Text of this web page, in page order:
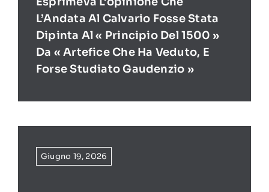
L’Andata Al Calvario Fosse Stata
Dipinta Al « Principio Del 1500 »
Da « Artefice Che Ha Veduto, E
Forse Studiato Gaudenzio »
Giugno 19, 2026